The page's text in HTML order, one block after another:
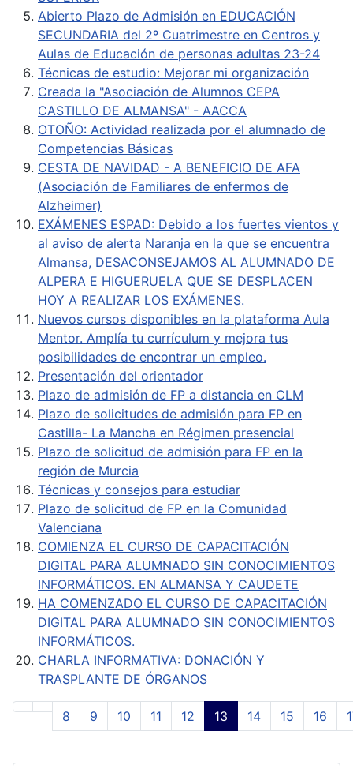
Abierto Plazo de Admisión en EDUCACIÓN
SECUNDARIA del 2º Cuatrimestre en Centros y
Aulas de Educación de personas adultas 23-24
Técnicas de estudio: Mejorar mi organización
Creada la "Asociación de Alumnos CEPA
CASTILLO DE ALMANSA" - AACCA
OTOÑO: Actividad realizada por el alumnado de
Competencias Básicas
CESTA DE NAVIDAD - A BENEFICIO DE AFA
(Asociación de Familiares de enfermos de
Alzheimer)
EXÁMENES ESPAD: Debido a los fuertes vientos y
al aviso de alerta Naranja en la que se encuentra
Almansa, DESACONSEJAMOS AL ALUMNADO DE
ALPERA E HIGUERUELA QUE SE DESPLACEN
HOY A REALIZAR LOS EXÁMENES.
Nuevos cursos disponibles en la plataforma Aula
Mentor. Amplía tu currículum y mejora tus
posibilidades de encontrar un empleo.
Presentación del orientador
Plazo de admisión de FP a distancia en CLM
Plazo de solicitudes de admisión para FP en
Castilla- La Mancha en Régimen presencial
Plazo de solicitud de admisión para FP en la
región de Murcia
Técnicas y consejos para estudiar
Plazo de solicitud de FP en la Comunidad
Valenciana
COMIENZA EL CURSO DE CAPACITACIÓN
DIGITAL PARA ALUMNADO SIN CONOCIMIENTOS
INFORMÁTICOS. EN ALMANSA Y CAUDETE
HA COMENZADO EL CURSO DE CAPACITACIÓN
DIGITAL PARA ALUMNADO SIN CONOCIMIENTOS
INFORMÁTICOS.
CHARLA INFORMATIVA: DONACIÓN Y
TRASPLANTE DE ÓRGANOS
Página 13 de 50
8 9 10 11 12 13 14 15 16